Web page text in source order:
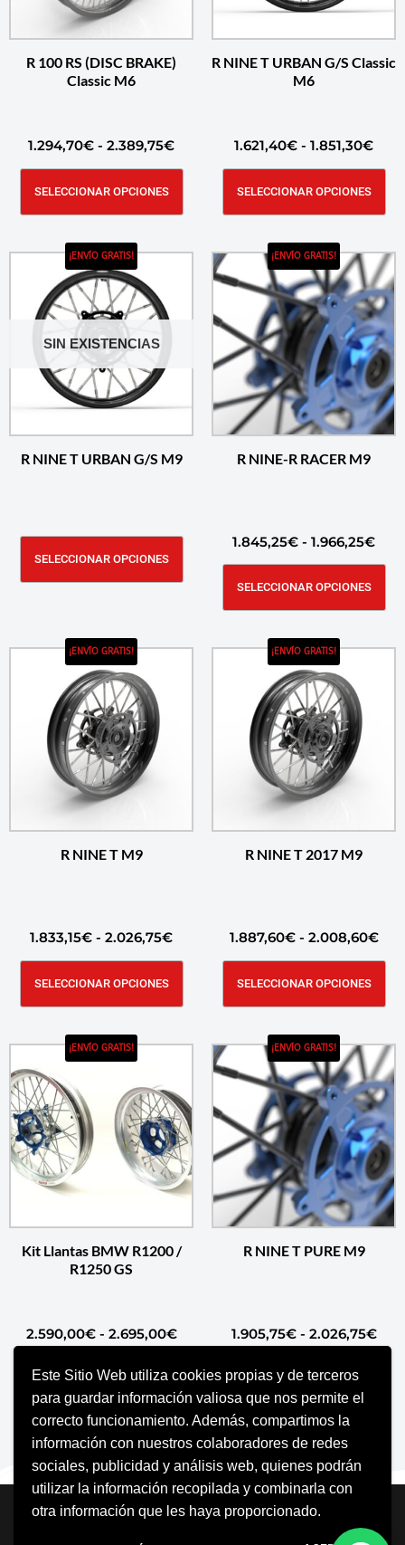
Este Sitio Web utiliza cookies propias y de terceros
para guardar información valiosa que nos permite el
correcto funcionamiento. Además, compartimos la
información con nuestros colaboradores de redes
sociales, publicidad y análisis web, quienes podrán
utilizar la información recopilada y combinarla con
otra información que les haya proporcionado.
R 100 RS (DISC BRAKE)
Classic M6
1.294,70€ - 2.389,75€
SELECCIONAR OPCIONES
R NINE T URBAN G/S Classic
M6
1.621,40€ - 1.851,30€
SELECCIONAR OPCIONES
SIN EXISTENCIAS
¡ENVÍO GRATIS!
R NINE T URBAN G/S M9
SELECCIONAR OPCIONES
¡ENVÍO GRATIS!
R NINE-R RACER M9
1.845,25€ - 1.966,25€
SELECCIONAR OPCIONES
¡ENVÍO GRATIS!
R NINE T M9
1.833,15€ - 2.026,75€
SELECCIONAR OPCIONES
¡ENVÍO GRATIS!
R NINE T 2017 M9
1.887,60€ - 2.008,60€
SELECCIONAR OPCIONES
¡ENVÍO GRATIS!
Kit Llantas BMW R1200 /
R1250 GS
2.590,00€ - 2.695,00€
SELECCIONAR OPCIONES
¡ENVÍO GRATIS!
R NINE T PURE M9
1.905,75€ - 2.026,75€
SELECCIONAR OPCIONES
Neve | Funciona gracias a WordPress
Política de cookies